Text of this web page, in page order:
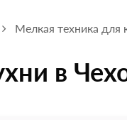
Мелкая техника для
в